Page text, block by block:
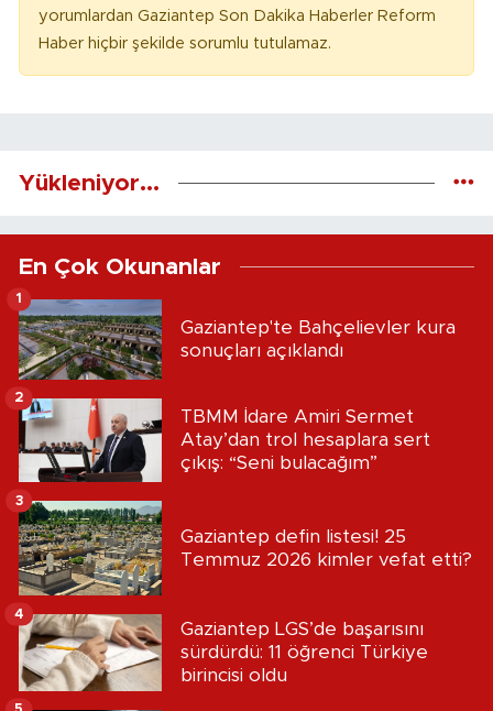
yorumlardan Gaziantep Son Dakika Haberler Reform
Haber hiçbir şekilde sorumlu tutulamaz.
Yükleniyor...
En Çok Okunanlar
Gaziantep'te Bahçelievler kura
sonuçları açıklandı
1
TBMM İdare Amiri Sermet
Atay’dan trol hesaplara sert
çıkış: “Seni bulacağım”
2
Gaziantep defin listesi! 25
Temmuz 2026 kimler vefat etti?
3
Gaziantep LGS’de başarısını
sürdürdü: 11 öğrenci Türkiye
birincisi oldu
4